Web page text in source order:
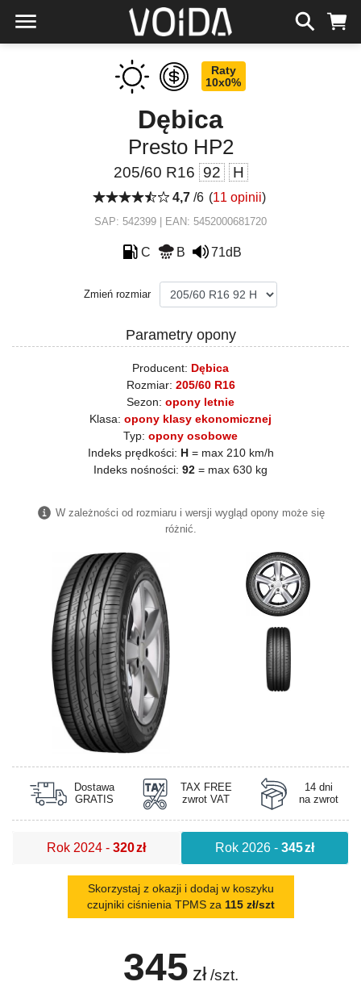
Raty
10x0%
Dębica
Presto HP2
205/60 R16 92 H
4,7/6 (11 opinii)
SAP: 542399 | EAN: 5452000681720
C B 71dB
Zmień rozmiar
Parametry opony
Producent: Dębica
Rozmiar: 205/60 R16
Sezon: opony letnie
Klasa: opony klasy ekonomicznej
Typ: opony osobowe
Indeks prędkości: H= max 210 km/h
Indeks nośności: 92 = max 630 kg
W zależności od rozmiaru i wersji wygląd opony może się
różnić.
Dostawa
GRATIS
TAX FREE
zwrot VAT
14 dni
na zwrot
Rok 2024 -320zł Rok 2026 -345zł
Skorzystaj z okazji i dodaj w koszyku
czujniki ciśnienia TPMS za 115 zł/szt
345 zł /szt.